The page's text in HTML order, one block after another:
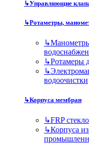
↳Управляющие
↳Ротаметры,
↳
↳Ротамеры
↳
водоочистки
↳Корпуса мембран
↳FRP
↳Корпуса